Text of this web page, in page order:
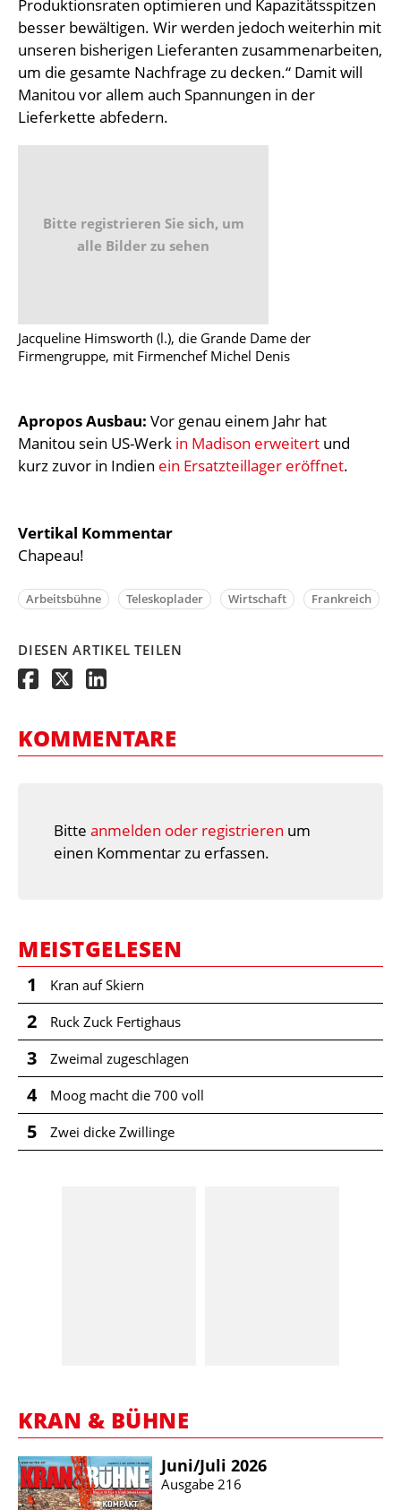
Produktionsraten optimieren und Kapazitätsspitzen
besser bewältigen. Wir werden jedoch weiterhin mit
unseren bisherigen Lieferanten zusammenarbeiten,
um die gesamte Nachfrage zu decken.“ Damit will
Manitou vor allem auch Spannungen in der
Lieferkette abfedern.
Bitte registrieren Sie sich, um
alle Bilder zu sehen
Jacqueline Himsworth (l.), die Grande Dame der
Firmengruppe, mit Firmenchef Michel Denis
Apropos Ausbau: Vor genau einem Jahr hat
Manitou sein US-Werk in Madison erweitert und
kurz zuvor in Indien ein Ersatzteillager eröffnet.
Vertikal Kommentar
Chapeau!
Arbeitsbühne Teleskoplader Wirtschaft Frankreich
DIESEN ARTIKEL TEILEN
KOMMENTARE
Bitte anmelden oder registrieren um
einen Kommentar zu erfassen.
MEISTGELESEN
1 Kran auf Skiern
2 Ruck Zuck Fertighaus
3 Zweimal zugeschlagen
4 Moog macht die 700 voll
5 Zwei dicke Zwillinge
KRAN & BÜHNE
Juni/​Juli 2026
Ausgabe 216